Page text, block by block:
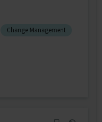
Change Management